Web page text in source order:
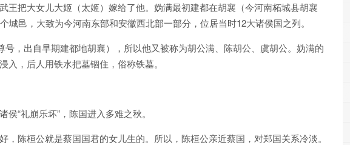
王把大女儿大姬（太姬）嫁给了他。妫满最初建都在胡襄（今河南柘城县胡襄
城邑，大致为今河南东部和安徽西北部一部分，位居当时12大诸侯国之列。
号，出自早期建都地胡襄），所以他又被称为胡公满、陈胡公、虞胡公。妫满的
，后人用铁水把墓锢住，俗称铁墓。
“礼崩乐坏”，陈国进入多难之秋。
，陈桓公就是蔡国国君的女儿生的。所以，陈桓公亲近蔡国，对郑国关系冷淡。